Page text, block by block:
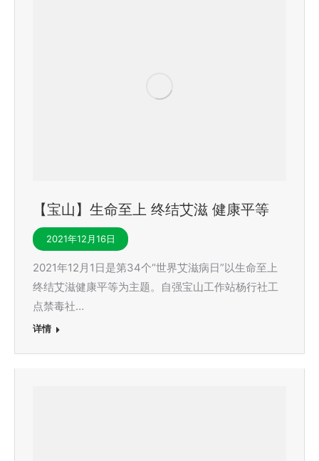
【宝山】生命至上 终结艾滋 健康平等
2021年12月16日
2021年12月1日是第34个“世界艾滋病日”以生命至上
终结艾滋健康平等为主题。自强宝山工作站杨行社工
点禁毒社…
详情